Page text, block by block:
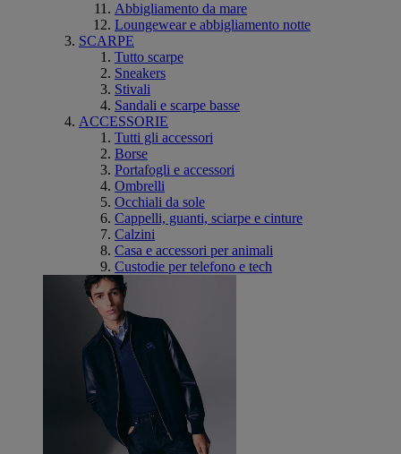
Abbigliamento da mare
Loungewear e abbigliamento notte
SCARPE
Tutto scarpe
Sneakers
Stivali
Sandali e scarpe basse
ACCESSORIE
Tutti gli accessori
Borse
Portafogli e accessori
Ombrelli
Occhiali da sole
Cappelli, guanti, sciarpe e cinture
Calzini
Casa e accessori per animali
Custodie per telefono e tech